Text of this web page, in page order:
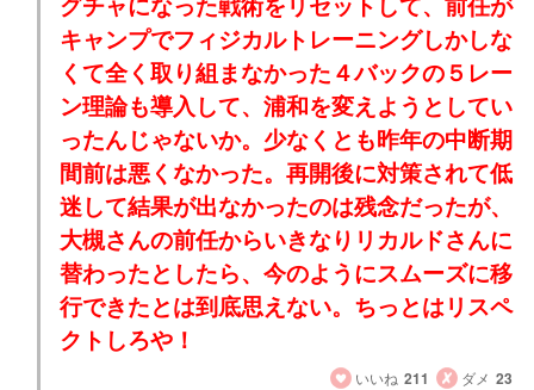
グチャになった戦術をリセットして、前任が
キャンプでフィジカルトレーニングしかしな
くて全く取り組まなかった４バックの５レー
ン理論も導入して、浦和を変えようとしてい
ったんじゃないか。少なくとも昨年の中断期
間前は悪くなかった。再開後に対策されて低
迷して結果が出なかったのは残念だったが、
大槻さんの前任からいきなりリカルドさんに
替わったとしたら、今のようにスムーズに移
行できたとは到底思えない。ちっとはリスペ
クトしろや！
いいね 211 ダメ 23